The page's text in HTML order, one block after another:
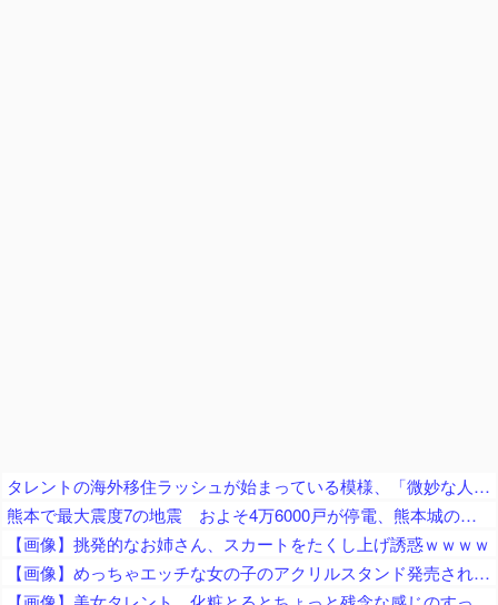
タレントの海外移住ラッシュが始まっている模様、「微妙な人ばっかで憧れない」と指摘する声も……
熊本で最大震度7の地震 およそ4万6000戸が停電、熊本城の石垣が崩れたとの情報 川内・玄海原発に異常なし、通常運転継続中 生放送中だったジャパネットさん、ヘルメット被って地震情報を伝える
【画像】挑発的なお姉さん、スカートをたくし上げ誘惑ｗｗｗｗ
【画像】めっちゃエッチな女の子のアクリルスタンド発売されるｗｗ